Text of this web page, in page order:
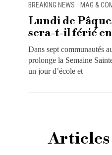
BREAKING NEWS · MAG &
Lundi de
sera-t-il férié en
Dans sept communautés
prolonge la Semaine
un jour d’école et
Articles